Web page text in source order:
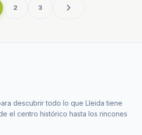
2 3 chevron_right
descubrir todo lo que Lleida tiene
el centro histórico hasta los rincones